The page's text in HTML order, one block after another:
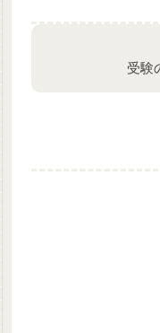
受験